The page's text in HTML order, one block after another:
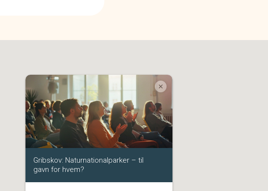
Gribskov: Naturnationalparker – til
gavn for hvem?